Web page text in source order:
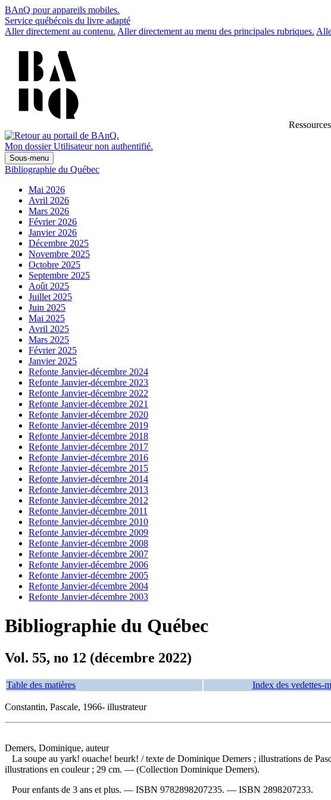
BAnQ pour appareils mobiles.
Service québécois du livre adapté
Aller directement au contenu. Aller directement au menu des principales rubriques.
Mon dossier Utilisateur non authentifié.
Sous-menu
Bibliographie du Québec
Mai 2026
Avril 2026
Mars 2026
Février 2026
Janvier 2026
Décembre 2025
Novembre 2025
Octobre 2025
Septembre 2025
Août 2025
Juillet 2025
Juin 2025
Mai 2025
Avril 2025
Mars 2025
Février 2025
Janvier 2025
Refonte Janvier-décembre 2024
Refonte Janvier-décembre 2023
Refonte Janvier-décembre 2022
Refonte Janvier-décembre 2021
Refonte Janvier-décembre 2020
Refonte Janvier-décembre 2019
Refonte Janvier-décembre 2018
Refonte Janvier-décembre 2017
Refonte Janvier-décembre 2016
Refonte Janvier-décembre 2015
Refonte Janvier-décembre 2014
Refonte Janvier-décembre 2013
Refonte Janvier-décembre 2012
Refonte Janvier-décembre 2011
Refonte Janvier-décembre 2010
Refonte Janvier-décembre 2009
Refonte Janvier-décembre 2008
Refonte Janvier-décembre 2007
Refonte Janvier-décembre 2006
Refonte Janvier-décembre 2005
Refonte Janvier-décembre 2004
Refonte Janvier-décembre 2003
Bibliographie du Québec
Vol. 55, no 12 (décembre 2022)
Table des matières Index des vedettes-
Constantin, Pascale, 1966- illustrateur
Demers, Dominique, auteur
La soupe au yark! ouache! beurk! / texte de Dominique Demers ; illustrations de
illustrations en couleur ; 29 cm. — (Collection Dominique Demers).
Pour enfants de 3 ans et plus. — ISBN 9782898207235. — ISBN 2898207233.